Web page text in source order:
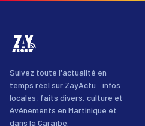
Suivez toute l'actualité en
temps réel sur ZayActu : infos
locales, faits divers, culture et
événements en Martinique et
dans la Caraïbe.